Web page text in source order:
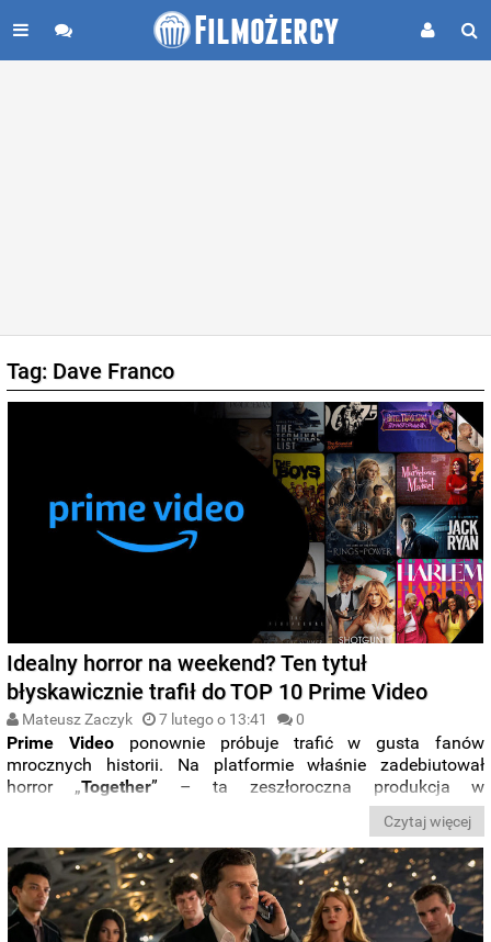
Tag: Dave Franco
Idealny horror na weekend? Ten tytuł
błyskawicznie trafił do TOP 10 Prime Video
Mateusz Zaczyk 7 lutego o 13:41 0
Prime Video ponownie próbuje trafić w gusta fanów
mrocznych historii. Na platformie właśnie zadebiutował
horror „Together” – ta zeszłoroczna produkcja w
ekspresowym tempie przyciągnęła uwagę widzów i
wskoczyła do TOP 10 najchętniej oglądanych tytułów w
serwisie. Wszystko wskazuje na to, że to jedna z tych premier,
po które użytkownicyPrime Videobędą masowo sięgać w
ten weekend.
Czytaj więcej